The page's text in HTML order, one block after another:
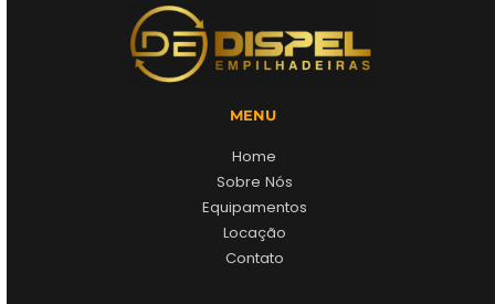
MENU
Home
Sobre Nós
Equipamentos
Locação
Contato